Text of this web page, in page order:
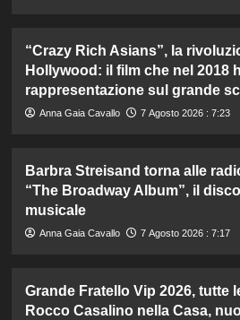
“Crazy Rich Asians”, la
Hollywood: il film che nel 2018
rappresentazione sul grande
Anna Gaia Cavallo 7 Agosto 2026 : 7:23
Barbra Streisand torna alle
“The Broadway Album”, il
musicale
Anna Gaia Cavallo 7 Agosto 2026 : 7:17
Grande Fratello Vip 2026, tutte
Rocco Casalino nella Casa,